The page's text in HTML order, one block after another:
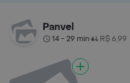
Panvel
14 - 29 min• R$ 6,99